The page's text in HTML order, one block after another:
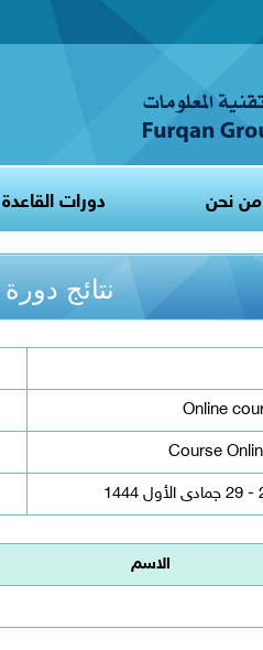
دورات القاعدة من نحن
نتائج دورة
الاسم